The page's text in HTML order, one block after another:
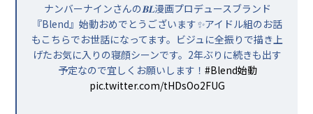
ナンバーナインさんの𝐁𝐋漫画プロデュースブランド
『Blend』始動おめでとうございます✨アイドル組のお話
もこちらでお世話になってます。ビジュに全振りで描き上
げたお気に入りの寝顔シーンです。2年ぶりに続きも出す
予定なので宜しくお願いします！ #Blend始動
pic.twitter.com/tHDsOo2FUG